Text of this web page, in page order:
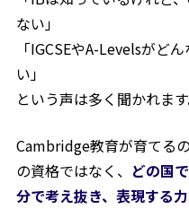
ない」
「IGCSEやA-Levelsがど
い」
という声は多く聞かれます
Cambridge教育が育てる
の資格ではなく、 どの国
分で考え抜き、表現する力